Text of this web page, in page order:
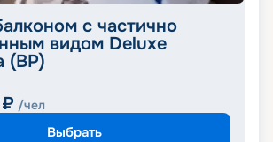
с частично
видом Deluxe
(BP)
₽ /чел
Выбрать